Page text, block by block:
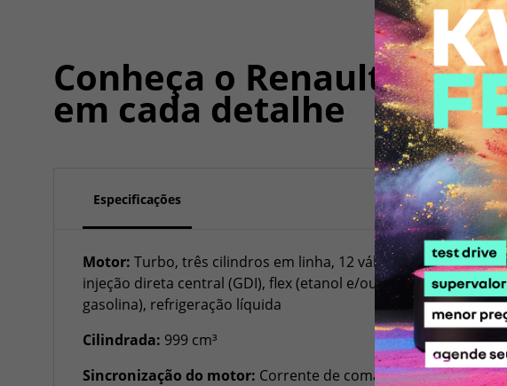
Conheça o Renault
em cada detalhe
Especificações
Motor: Turbo, três cilindros em linha, 12 válvulas,
injeção direta central (GDI), flex (etanol e/ou
gasolina), refrigeração líquida
Cilindrada: 999 cm³
Sincronização do motor: Corrente de comando
Comando
Tração:
Potência
(gasolina)